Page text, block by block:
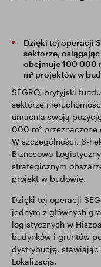
Dzięki tej operacji
sektorze,
obejmuje 100 000
m² projektów w
SEGRO, brytyjski
sektorze
umacnia swoją
000 m²
W szczególności, 6-
Biznesowo-
strategicznym
projekt w budowie.
Dzięki tej operacji
jednym z głównych
logistycznych w
budynków i gruntów
dystrybucję,
Lokalizacja.